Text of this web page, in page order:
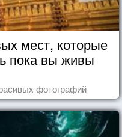
мест, которые
пока вы живы
фотографий